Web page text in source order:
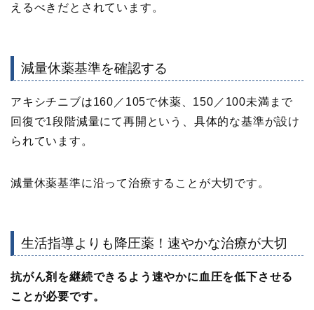
えるべきだとされています。
減量休薬基準を確認する
アキシチニブは160／105で休薬、150／100未満まで
回復で1段階減量にて再開 という、具体的な基準が設け
られています。
減量休薬基準に沿って治療することが大切です。
生活指導よりも降圧薬！速やかな治療が大切
抗がん剤を継続できるよう速やかに血圧を低下させる
ことが必要です。